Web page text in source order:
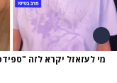
מי לעזאזל יקרא לזה